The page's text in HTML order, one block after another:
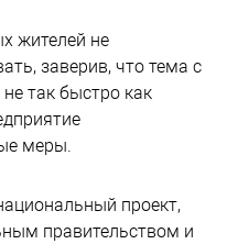
жителей не
заверив, что тема с
так быстро как
меры.
проект,
правительством и